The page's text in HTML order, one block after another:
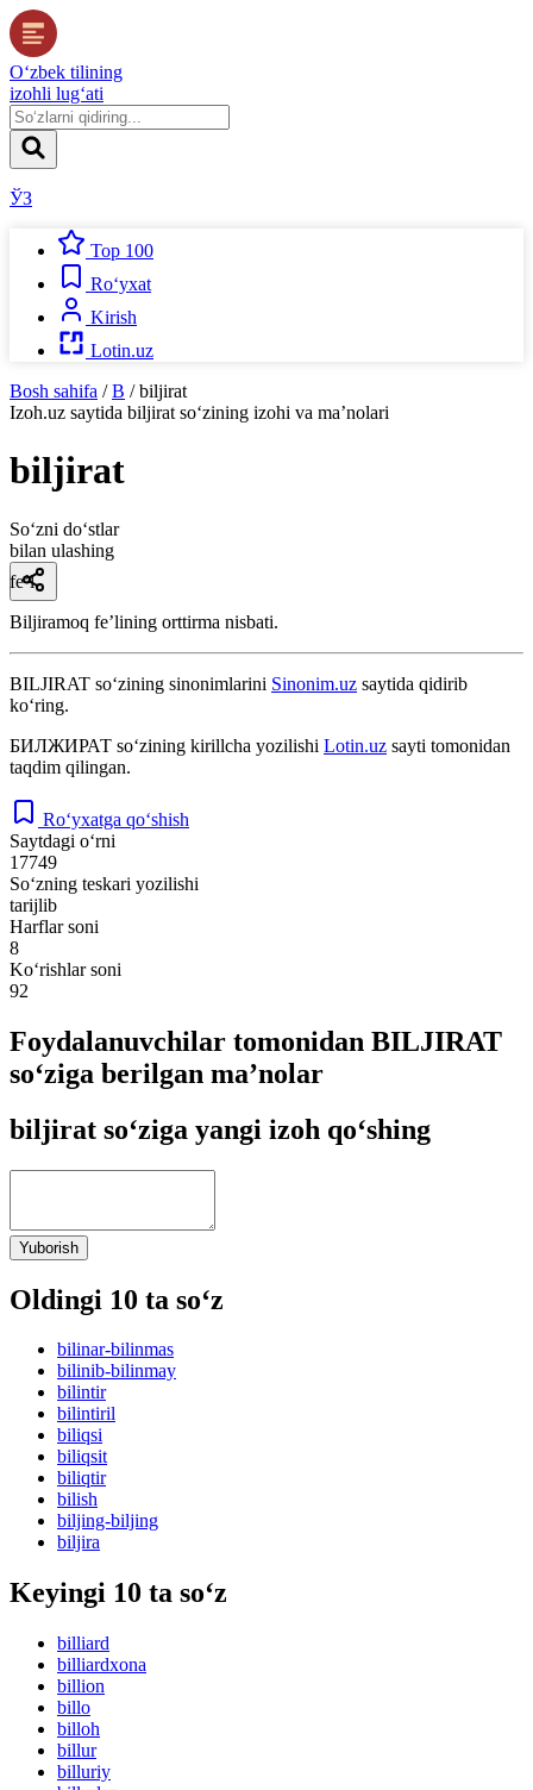
O‘zbek tilining
izohli lug‘ati
ЎЗ
Top 100
Ro‘yxat
Kirish
Lotin.uz
Bosh sahifa / B / biljirat
Izoh.uz saytida biljirat so‘zining izohi va ma’nolari
biljirat
So‘zni do‘stlar
bilan ulashing
fe’l
Biljiramoq feʼlining orttirma nisbati.
BILJIRAT so‘zining sinonimlarini Sinonim.uz saytida qidirib
ko‘ring.
БИЛЖИРАТ so‘zining kirillcha yozilishi Lotin.uz sayti tomonidan
taqdim qilingan.
Ro‘yxatga qo‘shish
Saytdagi o‘rni
17749
So‘zning teskari yozilishi
tarijlib
Harflar soni
8
Ko‘rishlar soni
92
Foydalanuvchilar tomonidan BILJIRAT
so‘ziga berilgan ma’nolar
biljirat so‘ziga yangi izoh qo‘shing
Yuborish
Oldingi 10 ta so‘z
bilinar-bilinmas
bilinib-bilinmay
bilintir
bilintiril
biliqsi
biliqsit
biliqtir
bilish
biljing-biljing
biljira
Keyingi 10 ta so‘z
billiard
billiardxona
billion
billo
billoh
billur
billuriy